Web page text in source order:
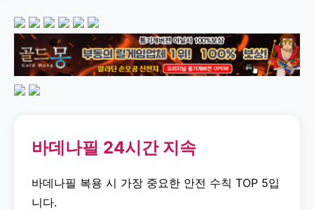
바데나필 24시간 지속
바데나필 복용 시 가장 중요한 안전 수칙 TOP 5입
니다.